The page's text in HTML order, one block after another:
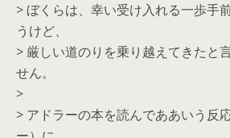
> ぼくらは、幸い受け入れる一歩手
うけど、
> 厳しい道のりを乗り越えてきたと
せん。
>
> アドラーの本を読んでああいう反